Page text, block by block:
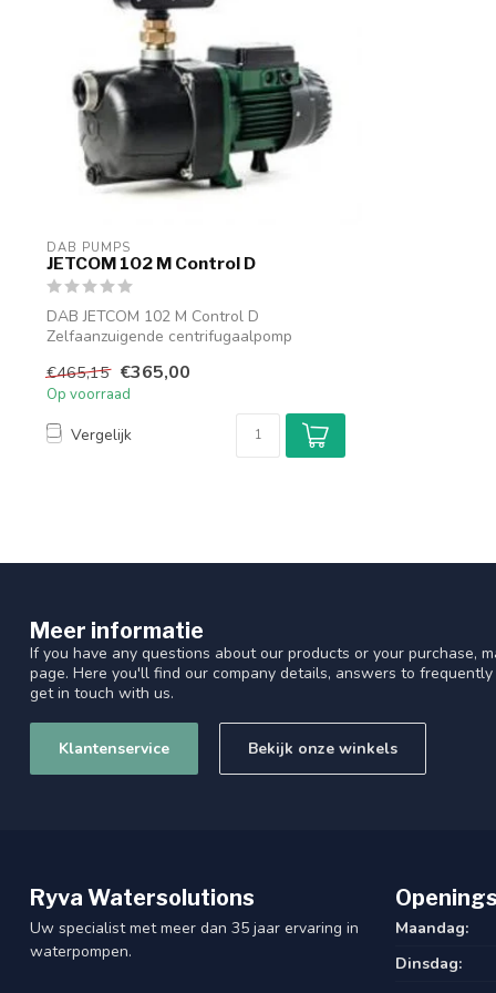
DAB PUMPS
JETCOM 102 M Control D
DAB JETCOM 102 M Control D
Zelfaanzuigende centrifugaalpomp
€465,15 €365,00
Op voorraad
Vergelijk
Meer informatie
If you have any questions about our products or your purchase,
page. Here you'll find our company details, answers to
get in touch with us.
Klantenservice Bekijk onze winkels
Ryva Watersolutions
Uw specialist met meer dan 35 jaar ervaring in
waterpompen.
Maandag:
Dinsdag: